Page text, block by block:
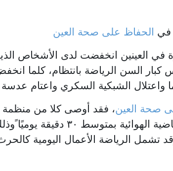
في الحفاظ على صحة العين
في العينين انخفضت لدى الأشخاص
كبار السن الرياضة بانتظام، كلما
واعتلال الشبكية السكري واعتام عدسة
صحة العين، فقد أوصى كلا من منظمة
وجمعية القلب الأمريكية بضرورة ممارسة التمارين
تشمل الرياضة الأعمال اليومية